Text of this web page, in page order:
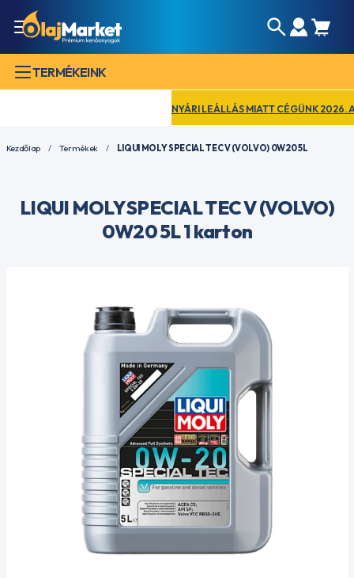
TERMÉKEINK
NYÁRI LEÁLLÁS MIATT CÉGÜNK 2026.
Kezdőlap Termékek LIQUI MOLY SPECIAL TEC V (VOLVO) 0W20 5L
LIQUI MOLY SPECIAL TEC V (VOLVO)
0W20 5L 1 karton